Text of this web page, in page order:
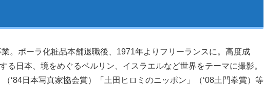
。ポーラ化粧品本舗退職後、1971年よりフリーランスに。高度成
る日本、境をめぐるベルリン、イスラエルなど世界をテーマに撮影。
（‘84日本写真家協会賞）「土田ヒロミのニッポン」（‘08土門拳賞）等